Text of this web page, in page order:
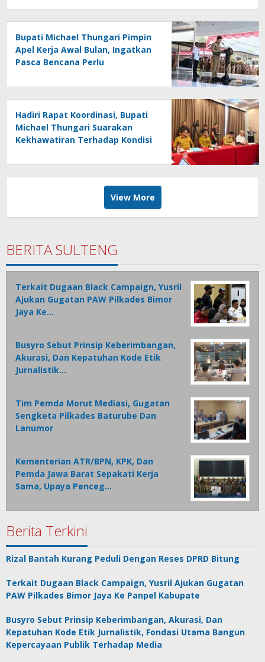
Bupati Michael Thungari Pimpin
Apel Kerja Awal Bulan, Ingatkan
Pasca Bencana Perlu
dan Tetap Berkoordinasi
Hadiri Rapat Koordinasi, Bupati
Michael Thungari Suarakan
Kekhawatiran Terhadap Kondisi
View More
BERITA SULTENG
Terkait Dugaan Black Campaign, Yusril
Ajukan Gugatan PAW Pilkades Bimor
Jaya Ke…
Busyro Sebut Prinsip Keberimbangan,
Akurasi, Dan Kepatuhan Kode Etik
Jurnalistik…
Tim Pemda Morut Mediasi, Gugatan
Sengketa Pilkades Baturube Dan
Lanumor
Kementerian ATR/BPN, KPK, Dan
Pemda Jawa Barat Sepakati Kerja
Sama, Upaya Penceg…
Berita Terkini
Rizal Bantah Kurang Peduli Dengan Reses DPRD Bitung
Terkait Dugaan Black Campaign, Yusril Ajukan Gugatan
PAW Pilkades Bimor Jaya Ke Panpel Kabupate
Busyro Sebut Prinsip Keberimbangan, Akurasi, Dan
Kepatuhan Kode Etik Jurnalistik, Fondasi Utama Bangun
Kepercayaan Publik Terhadap Media